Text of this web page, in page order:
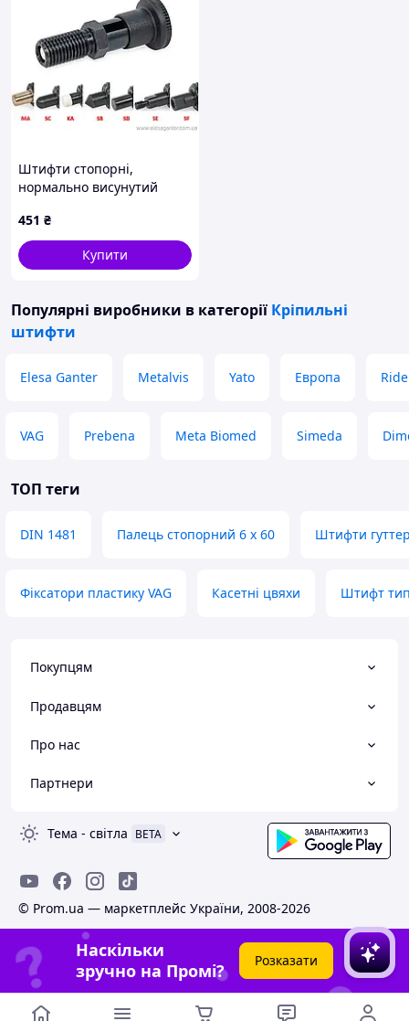
Штифти стопорні,
нормально висунутий
наконечники GN 81700-5-
8-C-SF-ST
451 ₴
Купити
Популярні виробники в категорії Кріпильні
штифти
Elesa Ganter Metalvis Yato Европа
VAG Prebena Meta Biomed Simeda
ТОП теги
DIN 1481 Палець стопорний 6 х 60 Штифти
Фіксатори пластику VAG Касетні цвяхи Штифт
Покупцям
Продавцям
Про нас
Партнери
Тема - світла BETA
© Prom.ua — маркетплейс України, 2008-2026
Наскільки
зручно на Промі?
Розказати